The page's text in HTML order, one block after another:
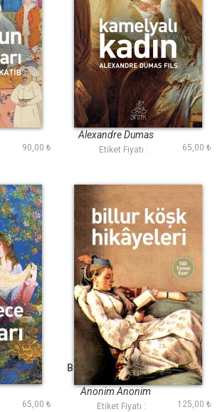
90,00 ₺
Kamelyalı Kadın
(Antik Dünya
Klasikleri)
Alexandre Dumas
Etiket Fiyatı : 65,00 ₺
65,00 ₺
Billur Köşk Hikayeleri
(Antik Dünya
Klasikleri)
Anonim Anonim
Etiket Fiyatı : 125,00 ₺